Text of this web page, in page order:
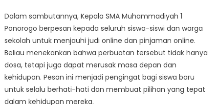
Dalam sambutannya, Kepala SMA Muhammadiyah 1
Ponorogo berpesan kepada seluruh siswa-siswi dan warga
sekolah untuk menjauhi judi online dan pinjaman online.
Beliau menekankan bahwa perbuatan tersebut tidak hanya
dosa, tetapi juga dapat merusak masa depan dan
kehidupan. Pesan ini menjadi pengingat bagi siswa baru
untuk selalu berhati-hati dan membuat pilihan yang tepat
dalam kehidupan mereka.